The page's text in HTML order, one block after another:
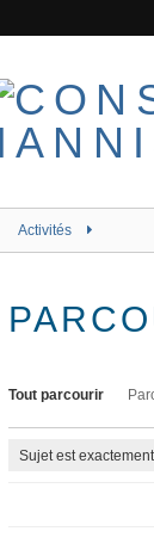
Activités
Tout parcourir
Sujet est